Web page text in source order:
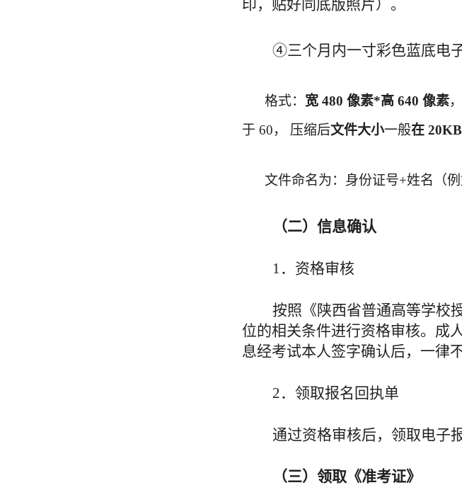
印，贴好同底版照片）。
④三个月内一寸彩色蓝底电
格式： 宽 480 像素*高 640 像素
于 60， 压缩后文件大小一般在
文件命名为：身份证号+姓名（例
（二） 信息确认
1．资格审核
按照《陕西省普通高等学校
位的相关条件进行资格审核。成
息经考试本人签字确认后，一律
2．领取报名回执单
通过资格审核后，领取电子
（三） 领取《准考证》